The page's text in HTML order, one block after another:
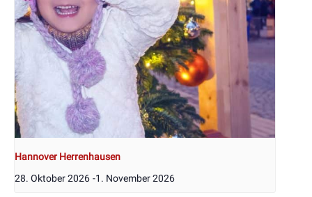
Hannover Herrenhausen
28. Oktober 2026 -1. November 2026